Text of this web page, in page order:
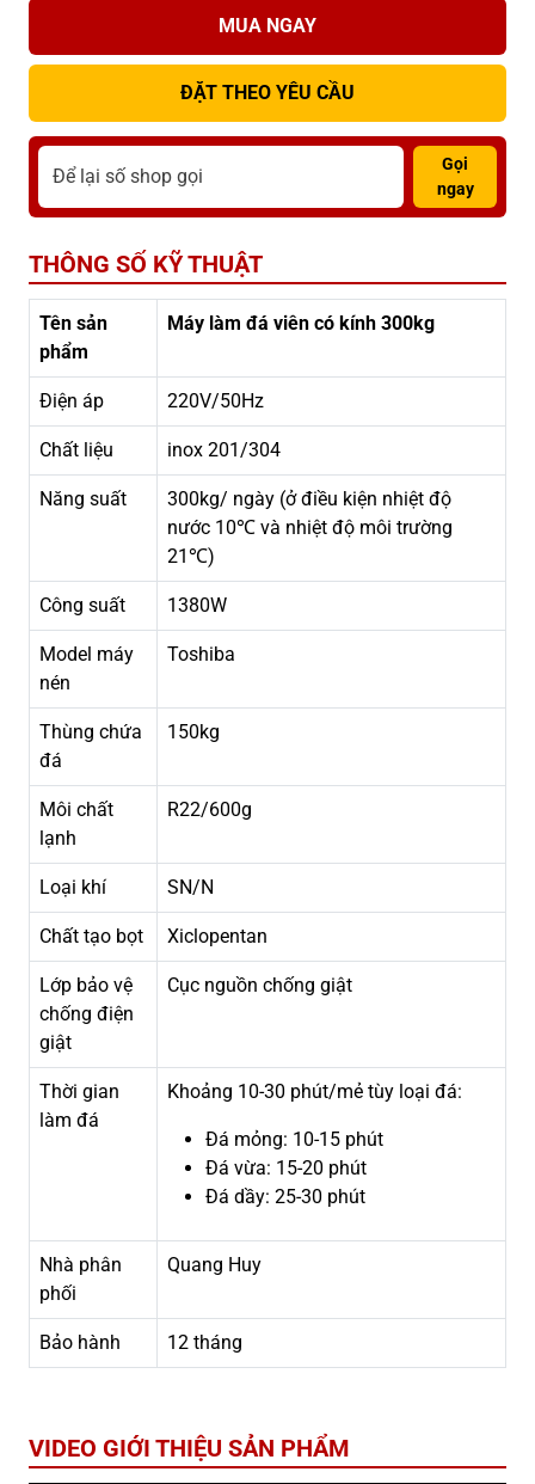
MUA NGAY
ĐẶT THEO YÊU CẦU
Gọi
ngay
THÔNG SỐ KỸ THUẬT
Tên sản
phẩm
Máy làm đá viên có kính 300kg
Điện áp 220V/50Hz
Chất liệu inox 201/304
Năng suất
300kg/ ngày (ở điều kiện nhiệt độ
nước 10℃ và nhiệt độ môi trường
21℃)
Công suất 1380W
Model máy
nén
Toshiba
Thùng chứa
đá
150kg
Môi chất
lạnh
R22/600g
Loại khí SN/N
Chất tạo bọt Xiclopentan
Lớp bảo vệ
chống điện
giật
Cục nguồn chống giật
Thời gian
làm đá
Khoảng 10-30 phút/mẻ tùy loại đá:
Đá mỏng: 10-15 phút
Đá vừa: 15-20 phút
Đá dầy: 25-30 phút
Nhà phân
phối
Quang Huy
Bảo hành 12 tháng
VIDEO GIỚI THIỆU SẢN PHẨM